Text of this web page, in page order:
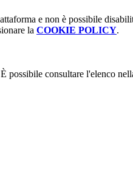
e non è possibile
la COOKIE POLICY.
possibile consultare l'elenco